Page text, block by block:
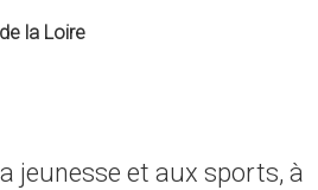
la Loire
jeunesse et aux sports, à